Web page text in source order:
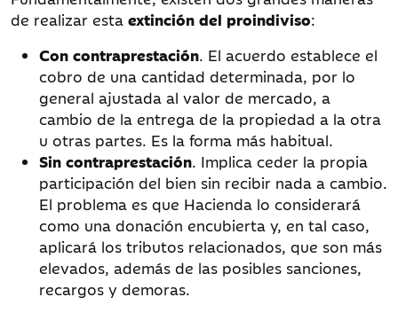
de realizar esta extinción del proindiviso:
Con contraprestación. El acuerdo establece el
cobro de una cantidad determinada, por lo
general ajustada al valor de mercado, a
cambio de la entrega de la propiedad a la otra
u otras partes. Es la forma más habitual.
Sin contraprestación. Implica ceder la propia
participación del bien sin recibir nada a cambio.
El problema es que Hacienda lo considerará
como una donación encubierta y, en tal caso,
aplicará los tributos relacionados, que son más
elevados, además de las posibles sanciones,
recargos y demoras.